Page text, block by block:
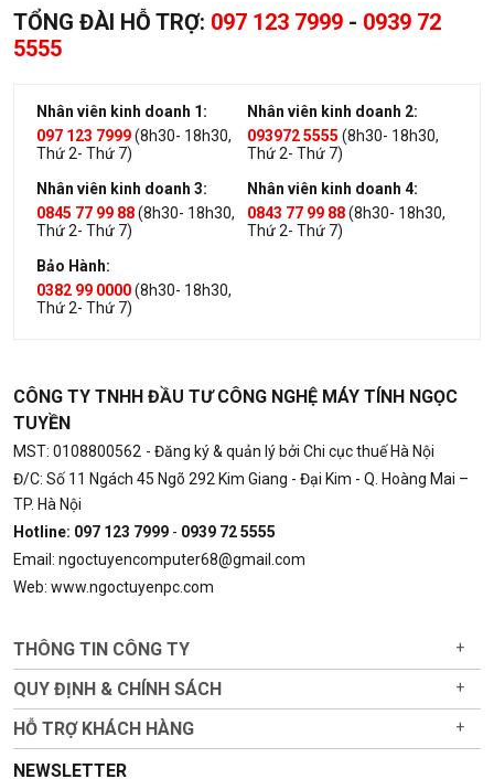
TỔNG ĐÀI HỖ TRỢ: 097 123 7999 - 0939 72
5555
Nhân viên kinh doanh 1:
097 123 7999(8h30- 18h30,
Thứ 2- Thứ 7)
Nhân viên kinh doanh 2:
093972 5555 (8h30- 18h30,
Thứ 2- Thứ 7)
Nhân viên kinh doanh 3:
0845 77 99 88(8h30- 18h30,
Thứ 2- Thứ 7)
Nhân viên kinh doanh 4:
0843 77 99 88(8h30- 18h30,
Thứ 2- Thứ 7)
Bảo Hành:
0382 99 0000(8h30- 18h30,
Thứ 2- Thứ 7)
CÔNG TY TNHH ĐẦU TƯ CÔNG NGHỆ MÁY TÍNH NGỌC
TUYỀN
MST: 0108800562 - Đăng ký & quản lý bởi Chi cục thuế Hà Nội
Đ/C: Số 11 Ngách 45 Ngõ 292 Kim Giang - Đại Kim - Q. Hoàng Mai –
TP. Hà Nội
Hotline: 097 123 7999 - 0939 72 5555
Email: ngoctuyencomputer68@gmail.com
Web: www.ngoctuyenpc.com
THÔNG TIN CÔNG TY +
QUY ĐỊNH & CHÍNH SÁCH +
HỖ TRỢ KHÁCH HÀNG +
NEWSLETTER